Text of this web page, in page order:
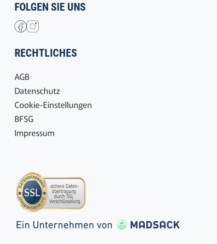
FOLGEN SIE UNS
RECHTLICHES
AGB
Datenschutz
Cookie-Einstellungen
BFSG
Impressum